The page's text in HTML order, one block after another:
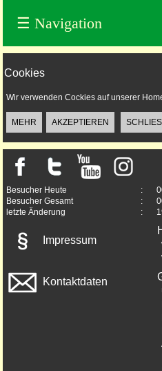
☰ Navigation
Cookies
Wir verwenden Cockies auf unserer
Besucher Heute :
Besucher Gesamt
:
letzte Änderung
:
Impressum
Kontaktdaten